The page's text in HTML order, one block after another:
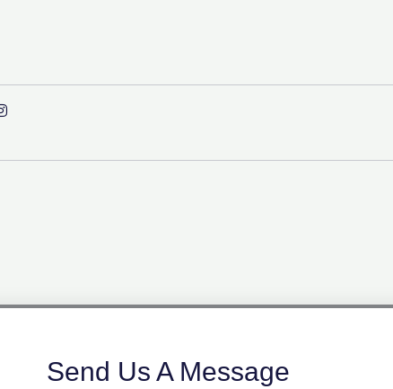
Send Us A Message